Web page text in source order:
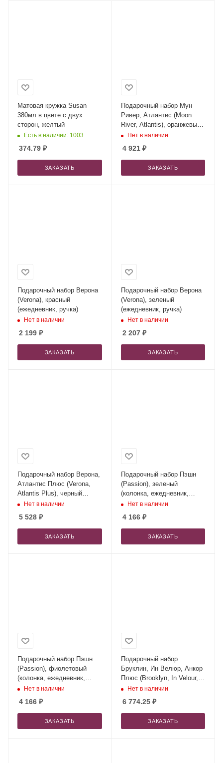
Матовая кружка Susan
380мл в цвете с двух
сторон, желтый
Есть в наличии: 1003
374.79 ₽
ЗАКАЗАТЬ
Подарочный набор Мун
Ривер, Атлантис (Moon
River, Atlantis), оранжевый
(ежедневник, ручка,
аккумулятор)
Нет в наличии
4 921₽
ЗАКАЗАТЬ
Подарочный набор Верона
(Verona), красный
(ежедневник, ручка)
Нет в наличии
2 199 ₽
ЗАКАЗАТЬ
Подарочный набор Верона
(Verona), зеленый
(ежедневник, ручка)
Нет в наличии
2 207₽
ЗАКАЗАТЬ
Подарочный набор Верона,
Атлантис Плюс (Verona,
Atlantis Plus), черный
(ежедневник, ручка,
аккумулятор)
Нет в наличии
5 528 ₽
ЗАКАЗАТЬ
Подарочный набор Пэшн
(Passion), зеленый
(колонка, ежедневник,
ручка)
Нет в наличии
4 166₽
ЗАКАЗАТЬ
Подарочный набор Пэшн
(Passion), фиолетовый
(колонка, ежедневник,
ручка)
Нет в наличии
4 166 ₽
ЗАКАЗАТЬ
Подарочный набор
Бруклин, Ин Велюр, Анкор
Плюс (Brooklyn, In Velour,
Ancor Plus), серый (чехол
ручка, внешний
аккумулятор)
Нет в наличии
6 774.25₽
ЗАКАЗАТЬ